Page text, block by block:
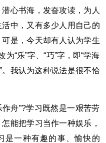
心书海，发奋攻读，为人
中，又有多少人用自己的
是，今天却有人认为学生
“乐”字、“巧”字，即“学海
。我认为这种说法是很不恰
作舟”?学习既然是一艰苦劳
能把学习当作一种娱乐，
是一种有趣的事、愉快的